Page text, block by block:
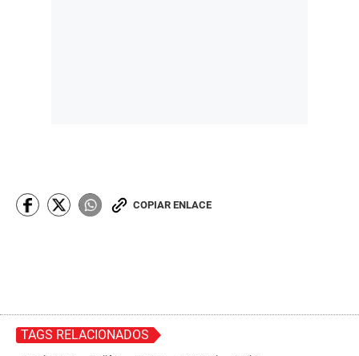
COPIAR ENLACE
TAGS RELACIONADOS